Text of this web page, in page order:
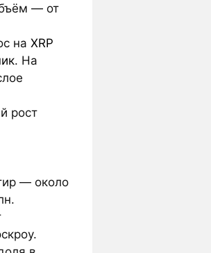
— от
на XRP
. На
рост
— около